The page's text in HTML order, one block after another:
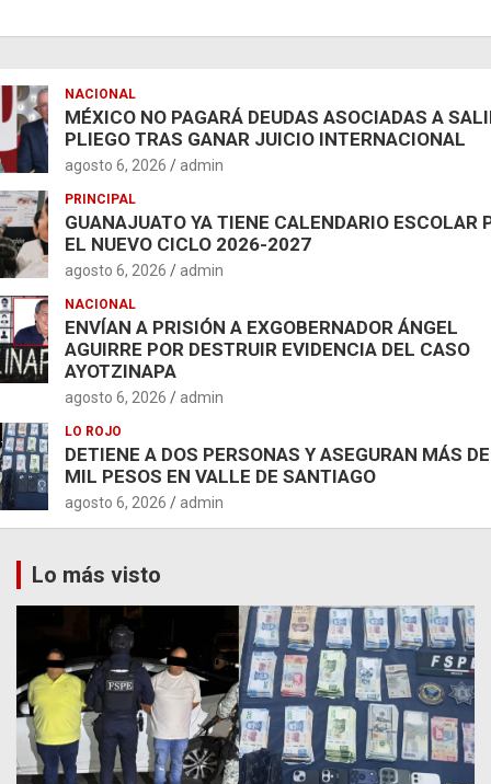
NACIONAL
MÉXICO NO PAGARÁ DEUDAS ASOCIADAS A
PLIEGO TRAS GANAR JUICIO INTERNACIONAL
agosto 6, 2026 admin
PRINCIPAL
GUANAJUATO YA TIENE CALENDARIO ESCOLAR
EL NUEVO CICLO 2026-2027
agosto 6, 2026 admin
NACIONAL
ENVÍAN A PRISIÓN A EXGOBERNADOR ÁNGEL
AGUIRRE POR DESTRUIR EVIDENCIA DEL CASO
AYOTZINAPA
agosto 6, 2026 admin
LO ROJO
DETIENE A DOS PERSONAS Y ASEGURAN MÁS
MIL PESOS EN VALLE DE SANTIAGO
agosto 6, 2026 admin
Lo más visto